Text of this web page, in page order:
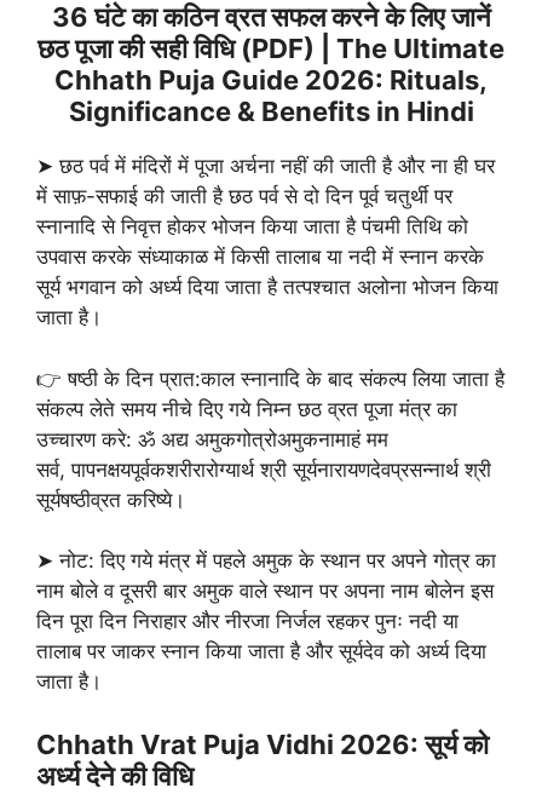
36 घंटे का कठिन व्रत सफल करने के लिए जानें
छठ पूजा की सही विधि (PDF) | The Ultimate
Chhath Puja Guide 2026: Rituals,
Significance & Benefits in Hindi
➤ छठ पर्व में मंदिरों में पूजा अर्चना नहीं की जाती है और ना ही घर
में साफ़-सफाई की जाती है छठ पर्व से दो दिन पूर्व चतुर्थी पर
स्नानादि से निवृत्त होकर भोजन किया जाता है पंचमी तिथि को
उपवास करके संध्याकाळ में किसी तालाब या नदी में स्नान करके
सूर्य भगवान को अर्ध्य दिया जाता है तत्पश्चात अलोना भोजन किया
जाता है।
👉 षष्ठी के दिन प्रात:काल स्नानादि के बाद संकल्प लिया जाता है
संकल्प लेते समय नीचे दिए गये निम्न छठ व्रत पूजा मंत्र का
उच्चारण करे: ॐ अद्य अमुकगोत्रोअमुकनामाहं मम
सर्व, पापनक्षयपूर्वकशरीरारोग्यार्थ श्री सूर्यनारायणदेवप्रसन्नार्थ श्री
सूर्यषष्ठीव्रत करिष्ये।
➤ नोट: दिए गये मंत्र में पहले अमुक के स्थान पर अपने गोत्र का
नाम बोले व दूसरी बार अमुक वाले स्थान पर अपना नाम बोलेन इस
दिन पूरा दिन निराहार और नीरजा निर्जल रहकर पुनः नदी या
तालाब पर जाकर स्नान किया जाता है और सूर्यदेव को अर्ध्य दिया
जाता है।
Chhath Vrat Puja Vidhi 2026: सूर्य को
अर्ध्य देने की विधि